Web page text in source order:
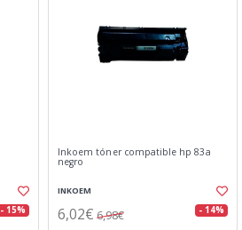
- 15%
Inkoem tóner compatible hp 83a
negro
INKOEM
6,02€ 6,98€ - 14%